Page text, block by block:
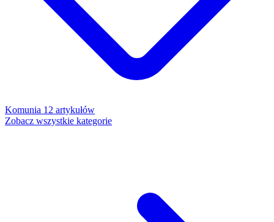
Komunia 12 artykułów
Zobacz wszystkie kategorie